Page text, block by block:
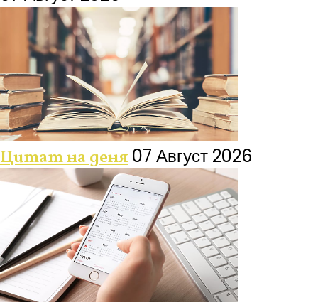
Цитат на деня07 Август 2026